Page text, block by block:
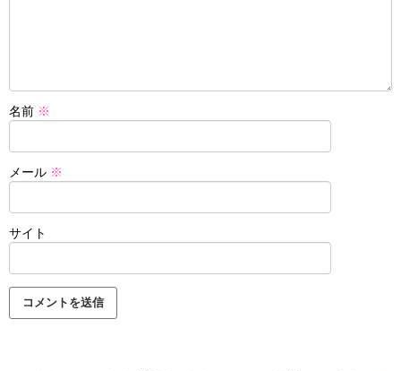
名前 ※
メール ※
サイト